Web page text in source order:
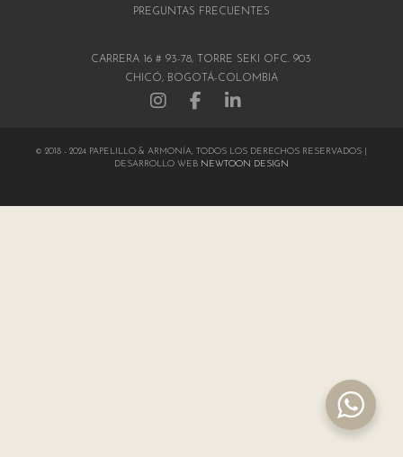
PREGUNTAS FRECUENTES
CARRERA 16 # 93-78, TORRE SEKI OFC. 903
CHICÓ, BOGOTÁ-COLOMBIA
© 2018 - 2024 PAPELILLO & ARMONÍA, TODOS LOS DERECHOS RESERVADOS |
DESARROLLO WEB NEWTOON DESIGN